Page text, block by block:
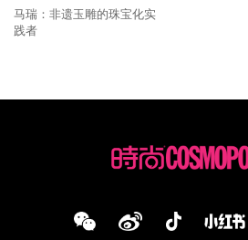
马瑞：非遗玉雕的珠宝化实
践者